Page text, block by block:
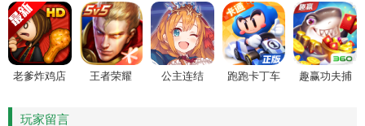
老爹炸鸡店
王者荣耀 公主连结 跑跑卡丁车
趣赢功夫捕
玩家留言